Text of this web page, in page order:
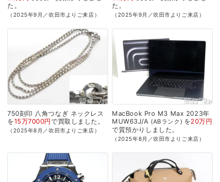
た。
（2025年9月／吹田市よりご来店）
た。
（2025年9月／吹田市よりご来店）
750刻印 八角つなぎ ネックレス
を15万7000円で買取 しました。
（2025年8月／吹田市よりご来店）
MacBook Pro M3 Max 2023年
MUW63J/A
ABランク を20万円
で質預かり しました。
（2025年8月／吹田市よりご来店）